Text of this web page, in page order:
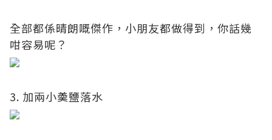
全部都係晴朗嘅傑作，小朋友都做得到，你話幾
咁容易呢？
3. 加兩小羮鹽落水